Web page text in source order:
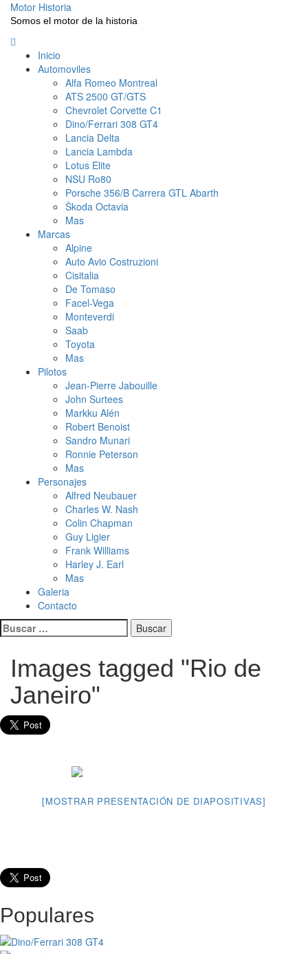
SaltarMotor Historia
Somos el motor de la historia
principal
Inicio
Automoviles
Alfa Romeo Montreal
ATS 2500 GT/GTS
Chevrolet Corvette C1
Dino/Ferrari 308 GT4
Lancia Delta
Lancia Lambda
Lotus Elite
NSU Ro80
Porsche 356/B Carrera GTL Abarth
Škoda Octavia
Mas
Marcas
Alpine
Auto Avio Costruzioni
Cisitalia
De Tomaso
Facel-Vega
Monteverdi
Saab
Toyota
Mas
Pilotos
Jean-Pierre Jabouille
John Surtees
Markku Alén
Robert Benoist
Sandro Munari
Ronnie Peterson
Mas
Personajes
Alfred Neubauer
Charles W. Nash
Colin Chapman
Guy Ligier
Frank Williams
Harley J. Earl
Mas
Galeria
Contacto
Buscar:
Images tagged "Rio de
Janeiro"
[MOSTRAR PRESENTACIÓN DE DIAPOSITIVAS]
Populares